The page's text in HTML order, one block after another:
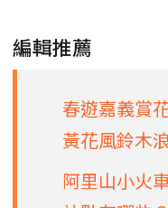
編輯推薦
春遊嘉義賞
黃花風鈴木
阿里山小火